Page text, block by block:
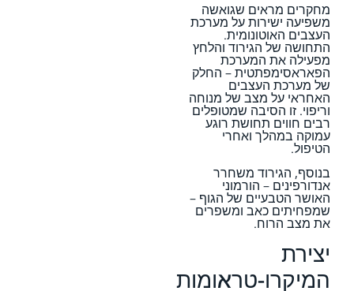
מחקרים מראים שגואשה
משפיעה ישירות על מערכת
העצבים האוטונומית.
התחושה של הגירוד והלחץ
מפעילה את המערכת
הפאראסימפתטית – החלק
של מערכת העצבים
האחראי על מצב של מנוחה
וריפוי. זו הסיבה שמטופלים
רבים חווים תחושת רוגע
עמוקה במהלך ואחרי
הטיפול.
בנוסף, הגירוד משחרר
אנדורפינים – הורמוני
האושר הטבעיים של הגוף –
שמפחיתים כאב ומשפרים
את מצב הרוח.
יצירת
המיקרו-טראומות